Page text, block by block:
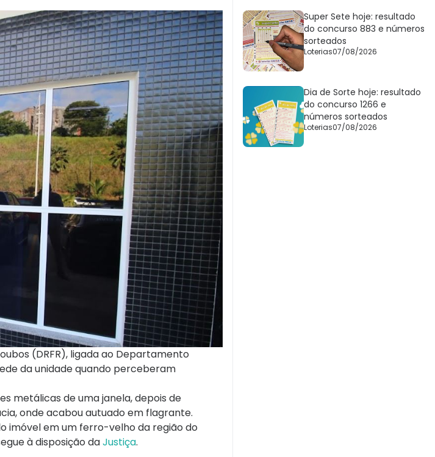
(DRFR), ligada ao Departamento
da unidade quando perceberam
metálicas de uma janela, depois de
onde acabou autuado em flagrante.
imóvel em um ferro-velho da região do
à disposição daJustiça.
Super Sete hoje: resultado
do concurso 883 e números
sorteados
Loterias07/08/2026
Dia de Sorte hoje: resultado
do concurso 1266 e
números sorteados
Loterias07/08/2026